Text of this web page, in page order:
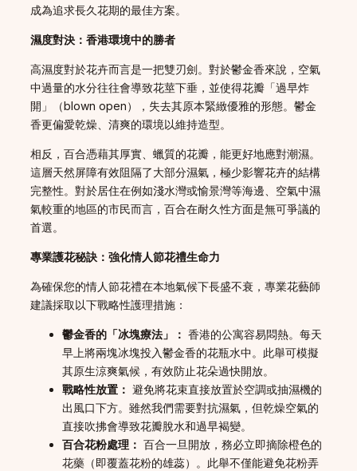
成為追求長久花期的最佳方案。
濕度對決：香港環境中的勝者
高濕度對於花卉而言是一把雙刃劍。對於鬱金香來說，空氣
中過量的水分往往會導致花莖下垂，並使得花瓣「過早炸
開」（blown open），失去其原本緊緻優雅的形態。鬱金
香更偏愛乾燥、清爽的環境以維持造型。
相反，百合憑藉其厚實、蠟質的花瓣，能更好地應對潮濕。
這層天然屏障有效阻隔了大部分濕氣，極少影響花卉的結構
完整性。對於居住在例如淺水灣或愉景灣等海邊、空氣中濕
氣較重的地區的市民而言，百合在耐久性方面是無可爭議的
首選。
專業護花秘訣：強化情人節花禮生命力
為確保您的情人節花禮在本地氣候下長盛不衰，專業花藝師
建議採取以下戰略性護理措施：
鬱金香的「冰塊療法」： 香港的公寓容易悶熱。每天
早上將兩塊冰塊投入鬱金香的花瓶水中。此舉可模擬
其原生涼爽氣候，有效防止花朵過快開放。
戰略性放置： 避免將花束直接放置於空調或抽濕機的
出風口下方。雖然我們需要對抗濕氣，但乾燥空氣的
直接吹拂會導致花瓣脫水和過早褐變。
百合花粉處理： 百合一旦開放，務必立即摘除橙色的
花藥（即覆蓋花粉的雄蕊）。此舉不僅能避免花粉弄